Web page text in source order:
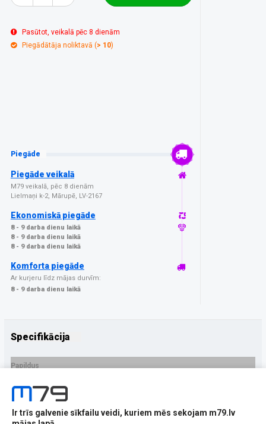
Pasūtot, veikalā pēc 8 dienām
Piegādātāja noliktavā (> 10)
Piegāde
Piegāde veikalā
M79 veikalā, pēc 8 dienām
Lielmaņi k-2, Mārupē, LV-2167
Ekonomiskā piegāde
8 - 9 darba dienu laikā
8 - 9 darba dienu laikā
8 - 9 darba dienu laikā
Komforta piegāde
Ar kurjeru līdz mājas durvīm:
8 - 9 darba dienu laikā
Specifikācija
Papildus
Ražotājs
PRECES APRAKSTS
EAN - 9490713935156
Ir trīs galvenie sīkfailu veidi, kuriem mēs sekojam m79.lv